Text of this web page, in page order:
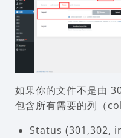
如果你的文件不是由
包含所有需要的列（
Status (301,302,